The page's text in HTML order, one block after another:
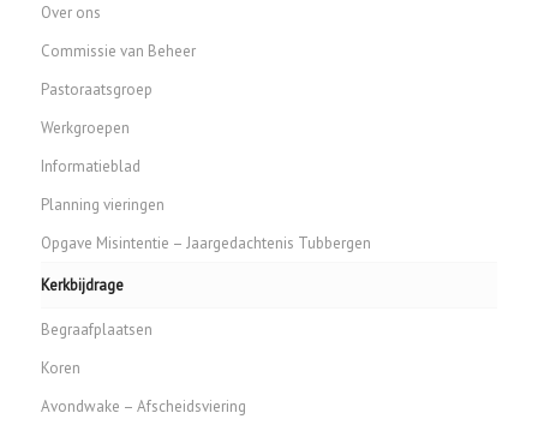
Over ons
Commissie van Beheer
Pastoraatsgroep
Werkgroepen
Informatieblad
Planning vieringen
Opgave Misintentie – Jaargedachtenis Tubbergen
Kerkbijdrage
Begraafplaatsen
Koren
Avondwake – Afscheidsviering